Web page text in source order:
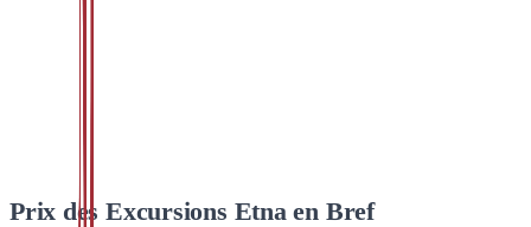
Prix des Excursions Etna en Bref